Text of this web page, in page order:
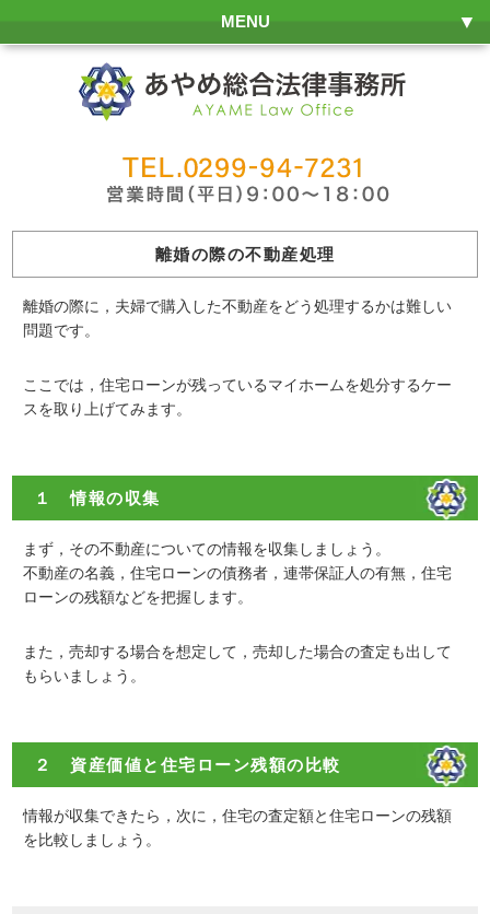
MENU
離婚の際の不動産処理
離婚の際に，夫婦で購入した不動産をどう処理するかは難しい
問題です。
ここでは，住宅ローンが残っているマイホームを処分するケー
スを取り上げてみます。
１ 情報の収集
まず，その不動産についての情報を収集しましょう。
不動産の名義，住宅ローンの債務者，連帯保証人の有無，住宅
ローンの残額などを把握します。
また，売却する場合を想定して，売却した場合の査定も出して
もらいましょう。
２ 資産価値と住宅ローン残額の比較
情報が収集できたら，次に，住宅の査定額と住宅ローンの残額
を比較しましょう。